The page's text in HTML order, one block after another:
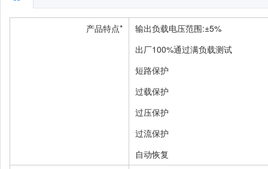
产品特点*
输出负载电压范围:±5%
出厂100%通过满负载测试
短路保护
过载保护
过压保护
过流保护
自动恢复